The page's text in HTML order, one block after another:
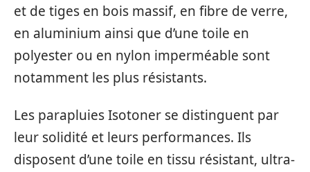
et de tiges en bois massif, en fibre de verre,
en aluminium ainsi que d’une toile en
polyester ou en nylon imperméable sont
notamment les plus résistants.
Les parapluies Isotoner se distinguent par
leur solidité et leurs performances. Ils
disposent d’une toile en tissu résistant, ultra-